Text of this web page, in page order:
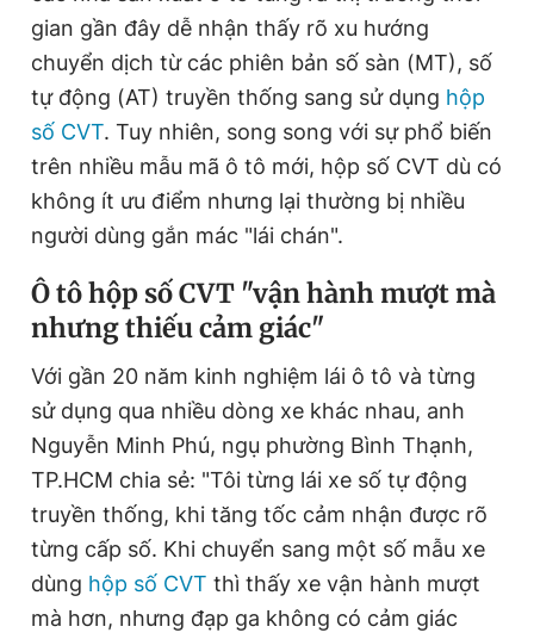
Đọc Thanh Niên trên điện thoại
Theo dõi báo trên
Hotline
0906 645 777
Liên hệ quảng cáo
0908 780 404
Đặt báo Quảng cáo RSS Tòa soạn Chính sách bảo
Tổng biên tập: Nguyễn Ngọc Toàn
Phó tổng biên tập thường trực: Hải Thành
Phó tổng biên tập: Trần Việt Hưng
Tổng thư ký tòa soạn: Đức Trung
Giấy phép xuất bản số 110/GP - BTTTT cấp ngày 24.3.2020
© 2003-2026 Bản quyền thuộc về Báo Thanh Niên. Cấm sao
chép dưới mọi hình thức nếu không có sự chấp thuận bằng văn
bản. Phát triển bởi ePi Technologies, JSC.
gian gần đây dễ nhận thấy rõ xu hướng
chuyển dịch từ các phiên bản số sàn (MT), số
tự động (AT) truyền thống sang sử dụng hộp
số CVT. Tuy nhiên, song song với sự phổ biến
trên nhiều mẫu mã ô tô mới, hộp số CVT dù có
không ít ưu điểm nhưng lại thường bị nhiều
người dùng gắn mác "lái chán".
Ô tô hộp số CVT "vận hành mượt mà
nhưng thiếu cảm giác"
Với gần 20 năm kinh nghiệm lái ô tô và từng
sử dụng qua nhiều dòng xe khác nhau, anh
Nguyễn Minh Phú, ngụ phường Bình Thạnh,
TP.HCM chia sẻ: "Tôi từng lái xe số tự động
truyền thống, khi tăng tốc cảm nhận được rõ
từng cấp số. Khi chuyển sang một số mẫu xe
dùng hộp số CVT thì thấy xe vận hành mượt
mà hơn, nhưng đạp ga không có cảm giác